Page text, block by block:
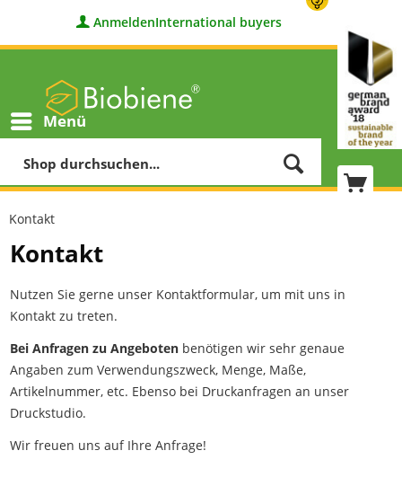
AnmeldenInternational buyers
Menü
Kontakt
Kontakt
Nutzen Sie gerne unser Kontaktformular, um mit uns in
Kontakt zu treten.
Bei Anfragen zu Angeboten benötigen wir sehr genaue
Angaben zum Verwendungszweck, Menge, Maße,
Artikelnummer, etc. Ebenso bei Druckanfragen an unser
Druckstudio.
Wir freuen uns auf Ihre Anfrage!